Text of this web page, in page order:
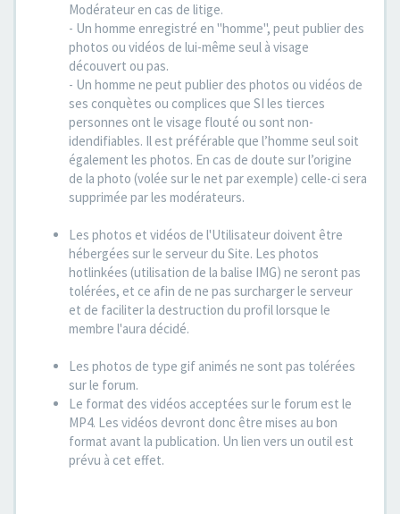
Modérateur en cas de litige.
- Un homme enregistré en "homme", peut publier des
photos ou vidéos de lui-même seul à visage
découvert ou pas.
- Un homme ne peut publier des photos ou vidéos de
ses conquètes ou complices que SI les tierces
personnes ont le visage flouté ou sont non-
idendifiables. Il est préférable que l’homme seul soit
également les photos. En cas de doute sur l’origine
de la photo (volée sur le net par exemple) celle-ci sera
supprimée par les modérateurs.
Les photos et vidéos de l'Utilisateur doivent être
hébergées sur le serveur du Site. Les photos
hotlinkées (utilisation de la balise IMG) ne seront pas
tolérées, et ce afin de ne pas surcharger le serveur
et de faciliter la destruction du profil lorsque le
membre l'aura décidé.
Les photos de type gif animés ne sont pas tolérées
sur le forum.
Le format des vidéos acceptées sur le forum est le
MP4. Les vidéos devront donc être mises au bon
format avant la publication. Un lien vers un outil est
prévu à cet effet.